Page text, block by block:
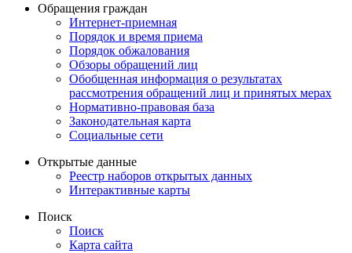
Обращения граждан
Интернет-приемная
Порядок и время приема
Порядок обжалования
Обзоры обращений лиц
Обобщенная информация о результатах
рассмотрения обращений лиц и принятых мерах
Нормативно-правовая база
Законодательная карта
Социальные сети
Открытые данные
Реестр наборов открытых данных
Интерактивные карты
Поиск
Поиск
Карта сайта